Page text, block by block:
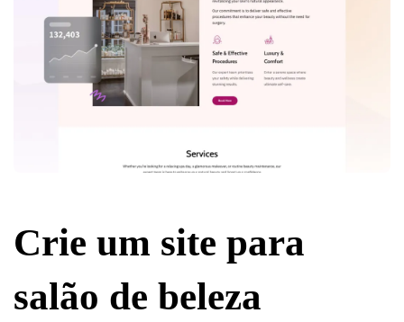
Crie um site para
salão de beleza